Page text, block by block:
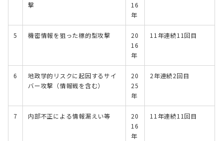
撃
16
年
5 機密情報を狙った標的型攻撃
20
16
年
11年連続11回目
6
地政学的リスクに起因するサイ
バー攻撃（情報戦を含む）
20
25
年
2年連続2回目
7 内部不正による情報漏えい等
20
16
年
11年連続11回目